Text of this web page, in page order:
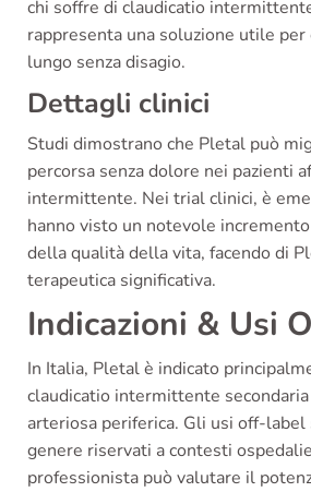
chi soffre di claudicatio
rappresenta una soluzione utile per
lungo senza disagio.
Dettagli clinici
Studi dimostrano che Pletal può
percorsa senza dolore nei pazienti
intermittente. Nei trial clinici, è
hanno visto un notevole
della qualità della vita, facendo di
terapeutica significativa.
Indicazioni & Usi
In Italia, Pletal è indicato
claudicatio intermittente
arteriosa periferica. Gli usi off-label
genere riservati a contesti
professionista può valutare il